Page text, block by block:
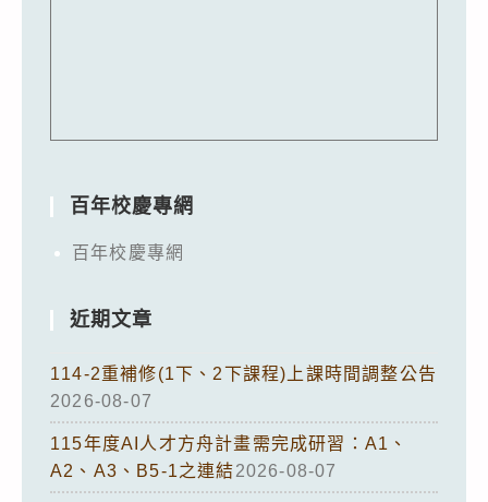
百年校慶專網
百年校慶專網
近期文章
114-2重補修(1下、2下課程)上課時間調整公告
2026-08-07
115年度AI人才方舟計畫需完成研習：A1、
A2、A3、B5-1之連結2026-08-07